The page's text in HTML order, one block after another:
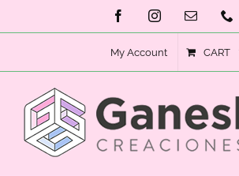
to
FacebookInstagramEmail
My Account CART